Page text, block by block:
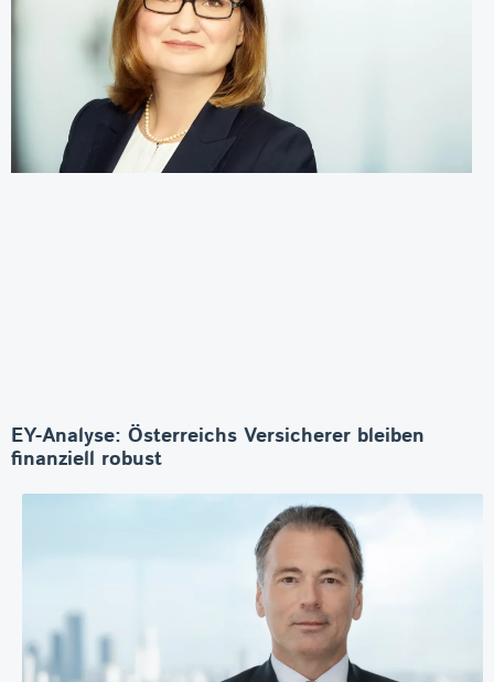
EY-Analyse: Österreichs Versicherer bleiben
finanziell robust